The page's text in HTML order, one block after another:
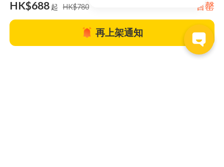
HK$688 起 HK$780 售罄
再上架通知
關於TapNow |TapNow Blog |加入成為合作夥伴|網站條款 |幫助